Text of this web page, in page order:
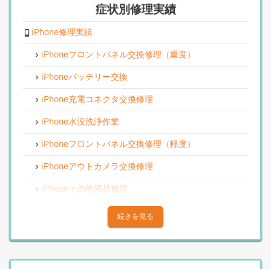
症状別修理実績
iPhone修理実績
iPhoneフロントパネル交換修理（重度）
iPhoneバッテリー交換
iPhone充電コネクタ交換修理
iPhone水没洗浄作業
iPhoneフロントパネル交換修理（軽度）
iPhoneアウトカメラ交換修理
iPhoneその他部品修理
iPhoneアウトカメラレンズ交換修理
iPhoneスピーカー関連修理
続きを見る